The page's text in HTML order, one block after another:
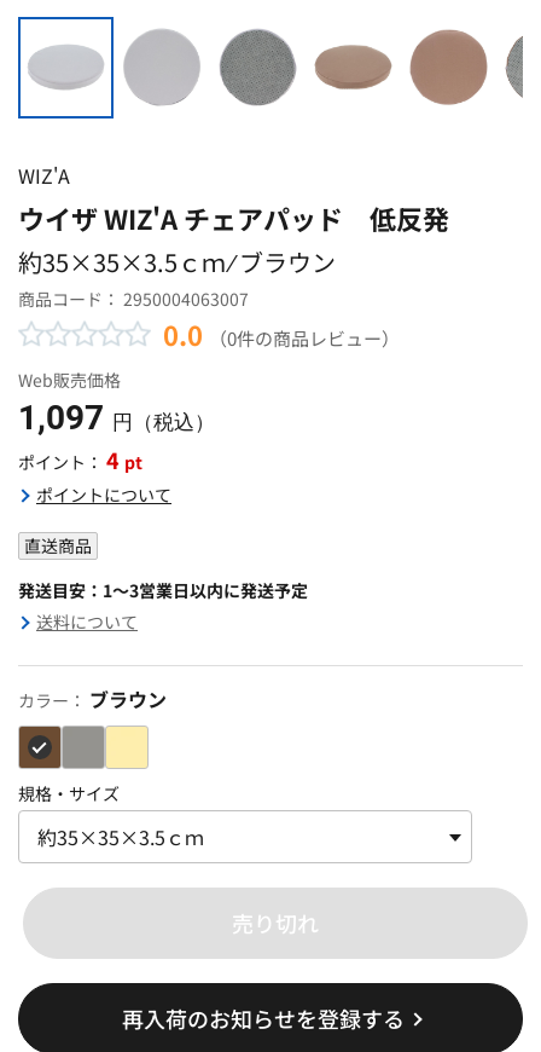
WIZ'A
ウイザ WIZ'A チェアパッド 低反発
約35×35×3.5ｃｍ ⁄ ブラウン
商品コード： 2950004063007
0.0 （0件の商品レビュー）
Web販売価格
1,097 円（税込）
ポイント： 4 pt
ポイントについて
直送商品
発送目安：1～3営業日以内に発送予定
送料について
カラー： ブラウン
規格・サイズ
売り切れ
再入荷のお知らせを登録する